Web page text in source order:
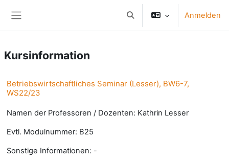
Sucheingabe umschalten
Anmelden
Kursinformation
Betriebswirtschaftliches Seminar (Lesser), BW6-7,
WS22/23
Namen der Professoren / Dozenten: Kathrin Lesser
Evtl. Modulnummer: B25
Sonstige Informationen: -